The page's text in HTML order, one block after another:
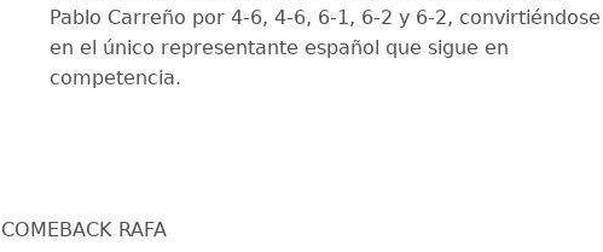
Pablo Carreño por 4-6, 4-6, 6-1, 6-2 y 6-2, convirtiéndose
en el único representante español que sigue en
competencia.
COMEBACK RAFA